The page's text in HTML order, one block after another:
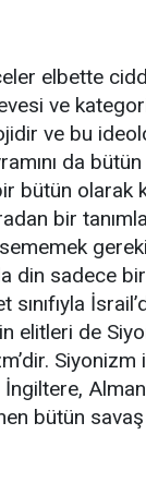
elbette
ve
ve bu
da
bütün
bir
din sadece
de
bütün